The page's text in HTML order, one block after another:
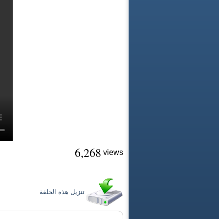
6,268 views
تنزيل هذه الحلقة